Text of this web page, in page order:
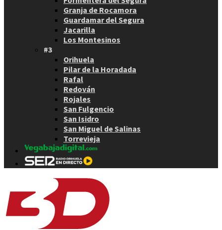
Granja de Rocamora
Guardamar del Segura
Jacarilla
Los Montesinos
#3
Orihuela
Pilar de la Horadada
Rafal
Redován
Rojales
San Fulgencio
San Isidro
San Miguel de Salinas
Torrevieja